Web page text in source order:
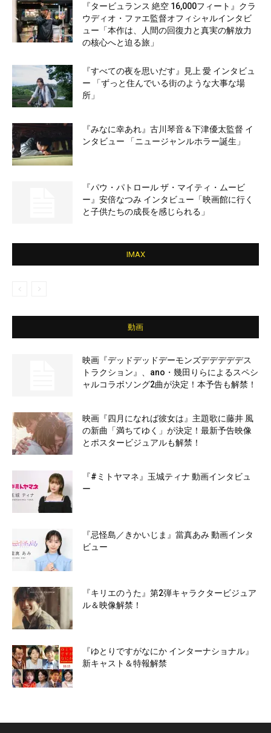
『タービュランス 絶空 16,000フィート』クラ
ウディオ・ファエ監督オフィシャルインタビ
ュー「本作は、人間の回復力と真実の解放力
の核心へと迫る旅」
『すべての夜を思いだす』見上 愛 インタビュ
ー 「ずっと住んでいる街のような大事な場
所」
『みなに幸あれ』古川琴音＆下津優太監督 イ
ンタビュー 「ニュージャンルホラー誕生」
『パウ・パトロール ザ・マイティ・ムービ
ー』安倍なつみ インタビュー「映画館に行く
と子供たちの成長を感じられる」
IMAX
動画
映画『デッドデッドデーモンズデデデデデス
トラクション』、ano・幾田りらによるスペシ
ャルコラボソング2曲が決定！本予告も解禁！
映画『四月になれば彼女は』主題歌に藤井 風
の新曲「満ちてゆく」が決定！最新予告映像
とポスタービジュアルも解禁！
『#ミトヤマネ』玉城ティナ 動画インタビュ
ー
『忌怪島／きかいじま』當真あみ 動画インタ
ビュー
『キリエのうた』第2弾キャラクタービジュア
ル＆映像解禁！
『ゆとりですがなにか インターナショナル』
新キャスト＆特報解禁